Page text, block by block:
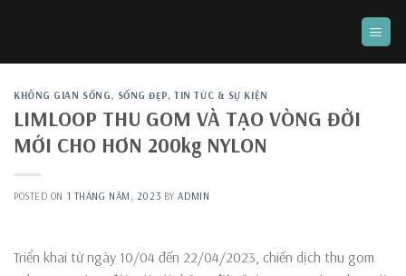
KHÔNG GIAN SỐNG, SỐNG ĐẸP,TIN TỨC & SỰ KIỆN
LIMLOOP THU GOM VÀ TẠO VÒNG ĐỜI
MỚI CHO HƠN 200kg NYLON
POSTED ON 1 THÁNG NĂM, 2023 BYADMIN
Triển khai từ ngày 10/04 đến 22/04/2023, chiến dịch thu gom